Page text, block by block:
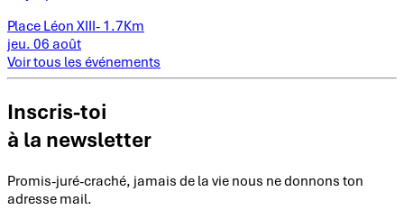
Place Léon XIII- 1.7Km
jeu. 06 août
Voir tous les événements
Inscris-toi
à la newsletter
Promis-juré-craché, jamais de la vie nous ne donnons ton
adresse mail.